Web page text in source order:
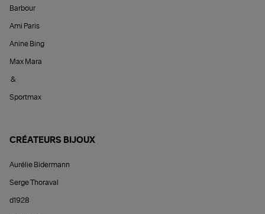
Barbour
Ami Paris
Anine Bing
Max Mara
&
Sportmax
CRÉATEURS BIJOUX
Aurélie Bidermann
Serge Thoraval
d1928